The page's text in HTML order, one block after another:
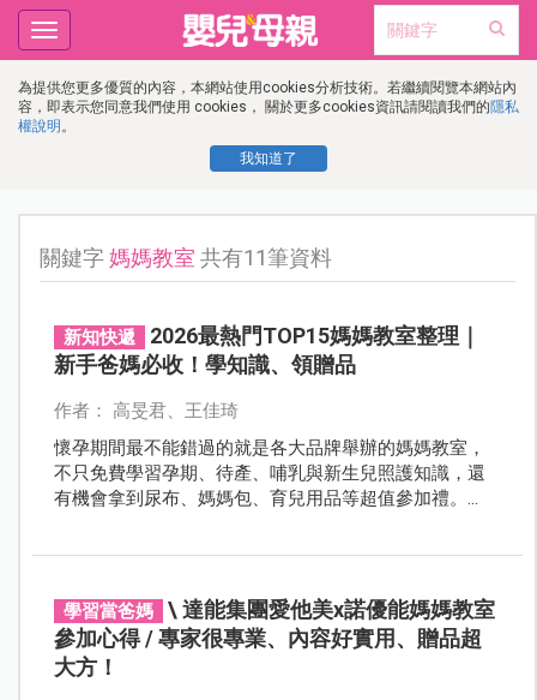
為提供您更多優質的內容，本網站使用cookies分析技術。若繼續閱覽本網站內
容，即表示您同意我們使用 cookies， 關於更多cookies資訊請閱讀我們的隱私
權說明 。
我知道了
Toggle
navigation
關鍵字媽媽教室 共有11筆資料
新知快遞
2026最熱門TOP15媽媽教室整理｜
新手爸媽必收！學知識、領贈品
作者： 高旻君、王佳琦
懷孕期間最不能錯過的就是各大品牌舉辦的媽媽教室，
不只免費學習孕期、待產、哺乳與新生兒照護知識，還
有機會拿到尿布、媽媽包、育兒用品等超值參加禮。
學習當爸媽
\ 達能集團愛他美x諾優能媽媽教室
參加心得 / 專家很專業、內容好實用、贈品超
大方！